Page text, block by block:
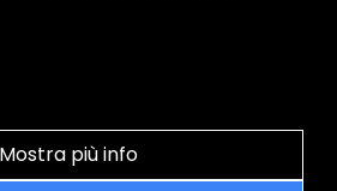
Mostra più info